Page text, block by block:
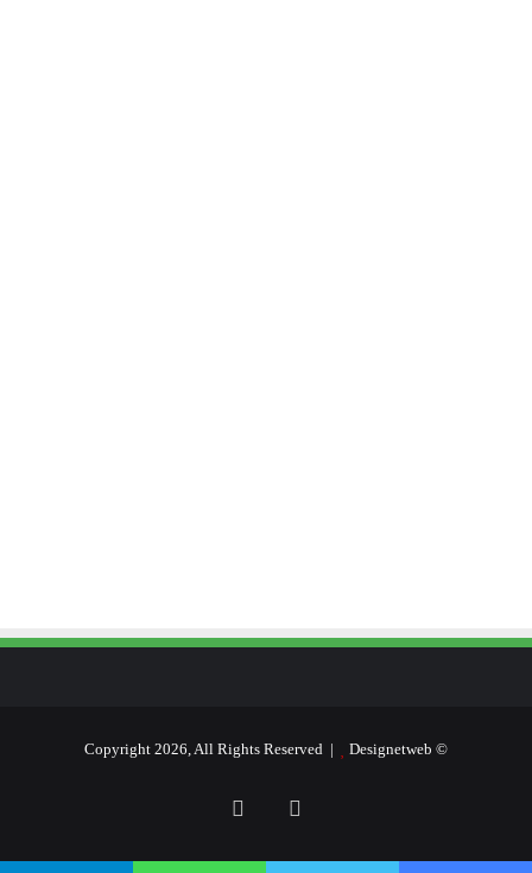
© Copyright 2026, All Rights Reserved |
Designetweb
فيسبوك